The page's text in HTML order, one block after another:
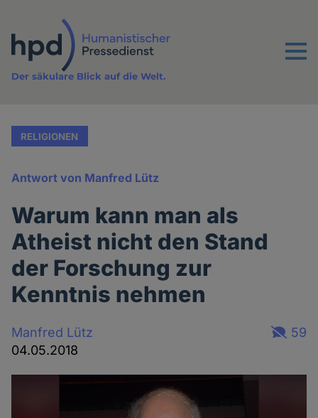
Inhalt
Menu
Der säkulare Blick auf die Welt.
RELIGIONEN
Antwort von Manfred Lütz
Warum kann man als
Atheist nicht den Stand
der Forschung zur
Kenntnis nehmen
Manfred Lütz
04.05.2018
59